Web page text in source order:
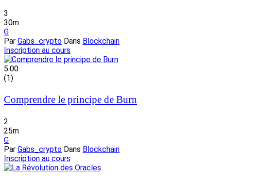
3
30m
G
Par Gabs_crypto Dans Blockchain
Inscription au cours
5.00
(1)
Comprendre le principe de Burn
2
25m
G
Par Gabs_crypto Dans Blockchain
Inscription au cours